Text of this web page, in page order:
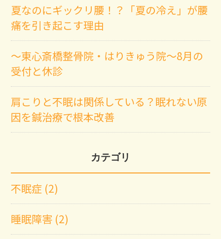
夏なのにギックリ腰！？「夏の冷え」が腰
痛を引き起こす理由
～東心斎橋整骨院・はりきゅう院～8月の
受付と休診
肩こりと不眠は関係している？眠れない原
因を鍼治療で根本改善
カテゴリ
不眠症 (2)
睡眠障害 (2)